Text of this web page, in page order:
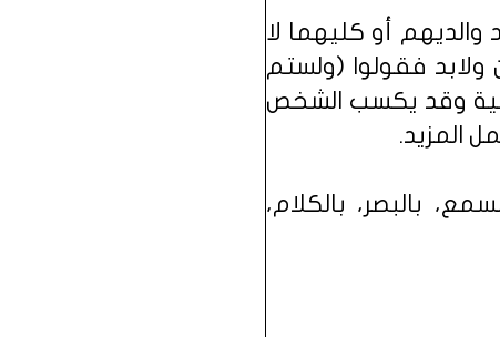
أو كليهما لا
ولابد فقولوا (ولستم
وقد يكسب الشخص
المزيد.
بالبصر، بالكلام،